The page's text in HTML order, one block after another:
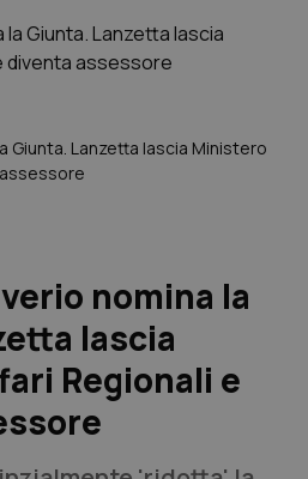
Giunta. Lanzetta lascia Ministero
nomina la
lascia
Regionali e